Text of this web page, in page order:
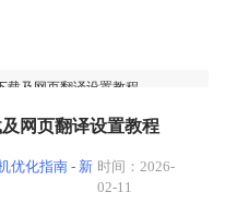
载及网页翻译设置教程
网页翻译设置教程
优化指南 - 新 时间：2026-
02-11